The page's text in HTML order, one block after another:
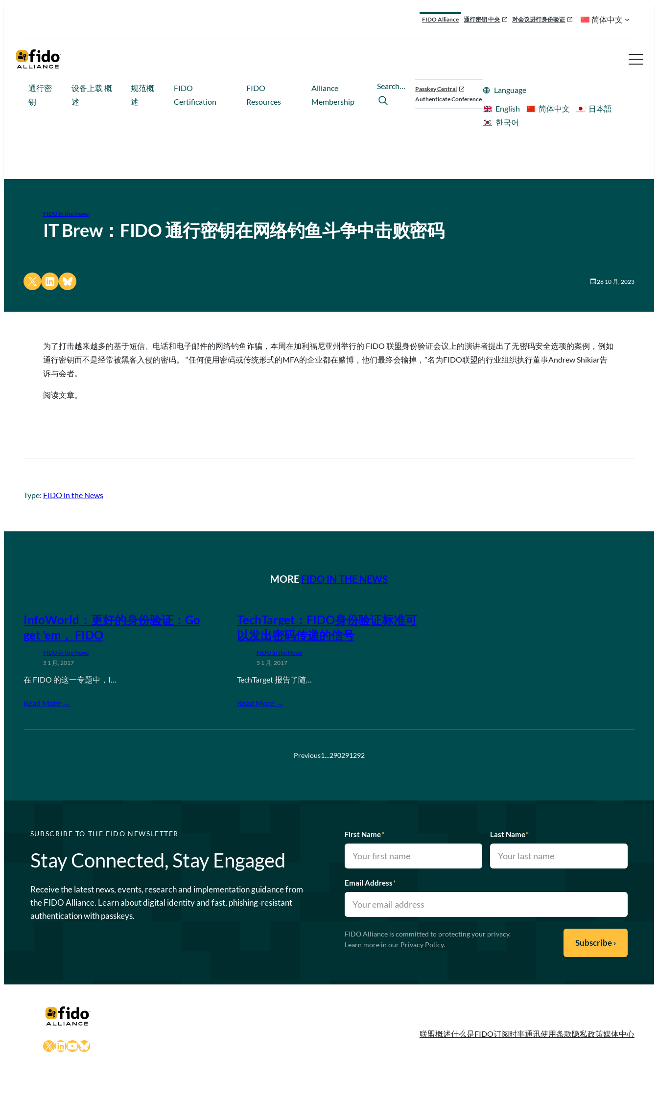
FIDO Alliance 通行密钥 中央 对会议进行身份验证 简体中文
通行密
钥
设备上载 概
述
规范概
述
FIDO
Certification
FIDO
Resources
Alliance
Membership
Search…
Passkey Central
Authenticate Conference
Language
English
简体中文
日本語
한국어
FIDO in the News
IT Brew：FIDO 通行密钥在网络钓鱼斗争中击败密码
Share on X Share on LinkedIn
Share on Bluesky 26 10 月, 2023
为了打击越来越多的基于短信、电话和电子邮件的网络钓鱼诈骗，本周在加利福尼亚州举行的 FIDO 联盟身份验证会议上的演讲者提出了无密码安全选项的案例，例如
通行密钥而不是经常被黑客入侵的密码。 “任何使用密码或传统形式的MFA的企业都在赌博，他们最终会输掉，”名为FIDO联盟的行业组织执行董事Andrew Shikiar告
诉与会者。
阅读文章。
Type: FIDO in the News
MORE FIDO IN THE NEWS
InfoWorld：更好的身份验证：Go
get ’em， FIDO
FIDO in the News
5 1 月, 2017
在 FIDO 的这一专题中，I…
Read More →
TechTarget：FIDO身份验证标准可
以发出密码传递的信号
FIDO in the News
5 1 月, 2017
TechTarget 报告了随…
Read More →
Previous1…290291292
SUBSCRIBE TO THE FIDO NEWSLETTER
Stay Connected, Stay Engaged
Receive the latest news, events, research and implementation guidance from
the FIDO Alliance. Learn about digital identity and fast, phishing-resistant
authentication with passkeys.
First Name* Last Name*
Email Address*
FIDO Alliance is committed to protecting your privacy.
Learn more in our Privacy Policy.
X LinkedIn
YouTube
Bluesky
联盟概述什么是FIDO订阅时事通讯使用条款隐私政策媒体中心